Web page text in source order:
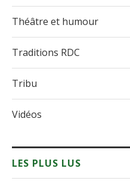
Théâtre et humour
Traditions RDC
Tribu
Vidéos
LES PLUS LUS